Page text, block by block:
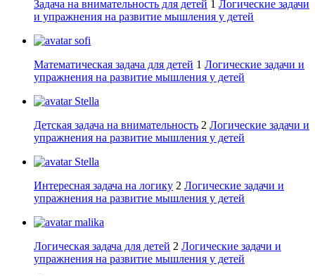
Задача на внимательность для детей 1 Логические задачи
и упражнения на развитие мышления у детей
sofi
Математическая задача для детей 1 Логические задачи и
упражнения на развитие мышления у детей
Stella
Детская задача на внимательность 2 Логические задачи и
упражнения на развитие мышления у детей
Stella
Интересная задача на логику 2 Логические задачи и
упражнения на развитие мышления у детей
malika
Логическая задача для детей 2 Логические задачи и
упражнения на развитие мышления у детей